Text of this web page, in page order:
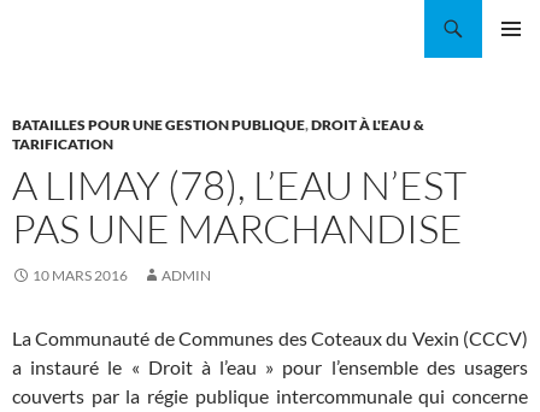
BATAILLES POUR UNE GESTION PUBLIQUE,DROIT À L'EAU &
TARIFICATION
A LIMAY (78), L’EAU N’EST
PAS UNE MARCHANDISE
10 MARS 2016 ADMIN
La Communauté de Communes des Coteaux du Vexin (CCCV)
a instauré le « Droit à l’eau » pour l’ensemble des usagers
couverts par la régie publique intercommunale qui concerne